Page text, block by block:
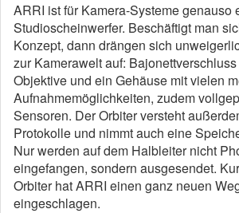
ARRI ist für Kamera-Systeme genauso
Studioscheinwerfer. Beschäftigt man
Konzept, dann drängen sich
zur Kamerawelt auf:
Objektive und ein Gehäuse mit vielen
Aufnahmemöglichkeiten, zudem
Sensoren. Der Orbiter versteht
Protokolle und nimmt auch eine
Nur werden auf dem Halbleiter nicht
eingefangen, sondern ausgesendet.
Orbiter hat ARRI einen ganz neuen
eingeschlagen.